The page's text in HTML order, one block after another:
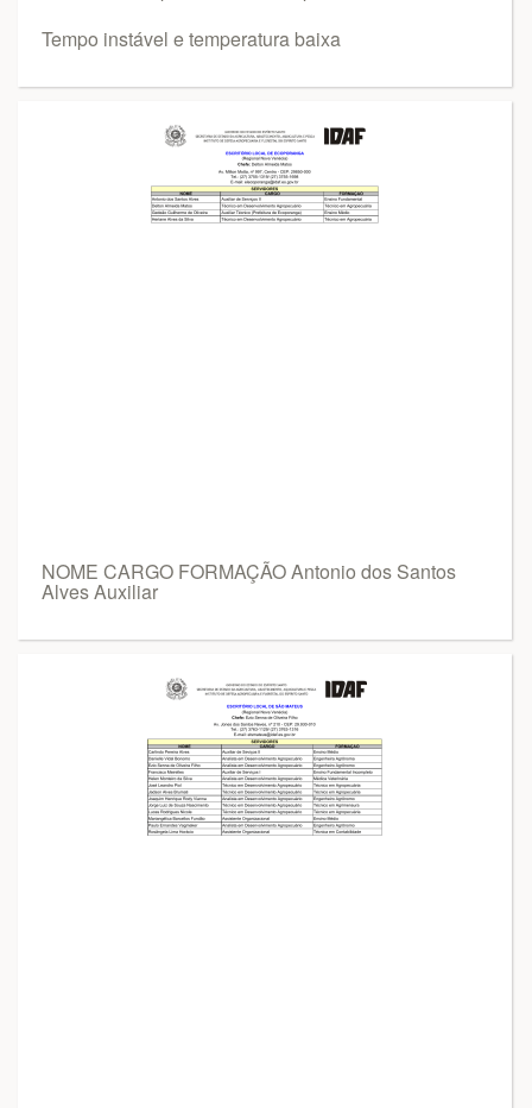
Tempo instável e temperatura baixa
NOME CARGO FORMAÇÃO Antonio dos Santos
Alves Auxiliar